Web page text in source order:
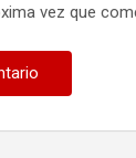
vez que